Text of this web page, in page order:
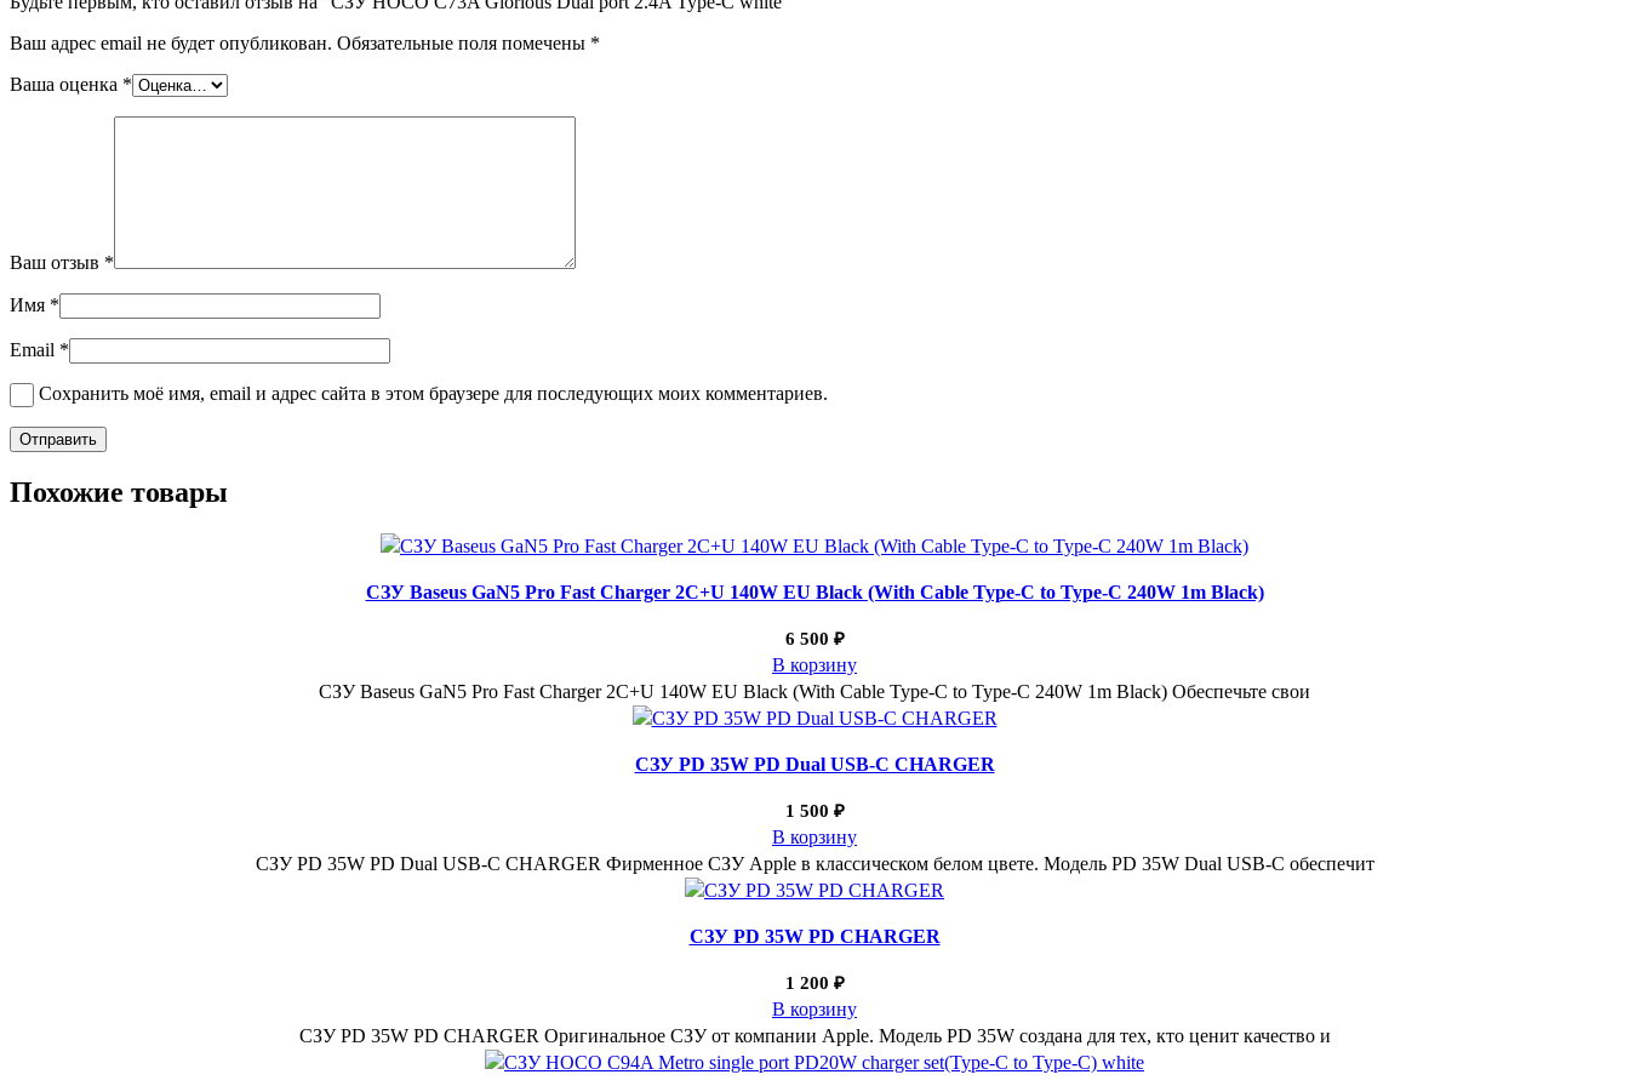
Ваш адрес email не будет опубликован. Обязательные поля помечены *
Ваша оценка *
Ваш отзыв *
Имя *
Email *
Сохранить моё имя, email и адрес сайта в этом браузере для последующих моих комментариев.
Похожие товары
СЗУ Baseus GaN5 Pro Fast Charger 2C+U 140W EU Black (With Cable Type-C to Type-C 240W 1m Black)
6 500 ₽
В корзину
СЗУ Baseus GaN5 Pro Fast Charger 2C+U 140W EU Black (With Cable Type-C to Type-C 240W 1m Black) Обеспечьте свои
СЗУ PD 35W PD Dual USB-C CHARGER
1 500 ₽
В корзину
СЗУ PD 35W PD Dual USB-C CHARGER Фирменное СЗУ Apple в классическом белом цвете. Модель PD 35W Dual USB-C обеспечит
СЗУ PD 35W PD CHARGER
1 200 ₽
В корзину
СЗУ PD 35W PD CHARGER Оригинальное СЗУ от компании Apple. Модель PD 35W создана для тех, кто ценит качество и